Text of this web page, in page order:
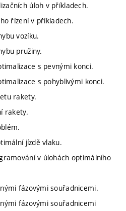
úloh v příkladech.
řízení v příkladech.
vozíku.
pružiny.
s pevnými konci.
s pohyblivými konci.
rakety.
rakety.
jízdě vlaku.
v úlohách optimálního
fázovými souřadnicemi.
fázovými souřadnicemi